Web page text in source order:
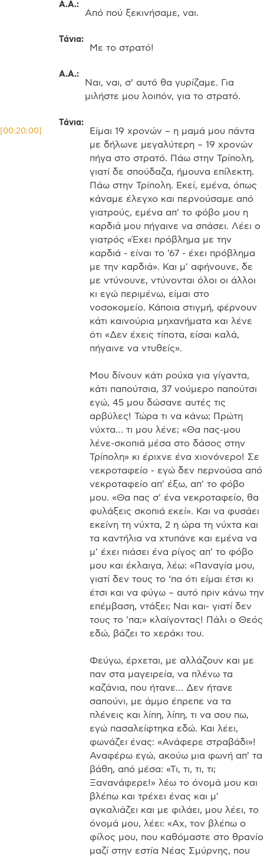
Α.Α.:
Από πού ξεκινήσαμε, ναι.
Τάνια:
Με το στρατό!
Α.Α.:
Ναι, ναι, σ’ αυτό θα γυρίζαμε. Για
μιλήστε μου λοιπόν, για το στρατό.
Τάνια:
00:20:00
Είμαι 19 χρονών – η μαμά μου πάντα
με δήλωνε μεγαλύτερη – 19 χρονών
πήγα στο στρατό. Πάω στην Τρίπολη,
γιατί δε σπούδαζα, ήμουνα επίλεκτη.
Πάω στην Τρίπολη. Εκεί, εμένα, όπως
κάναμε έλεγχο και περνούσαμε από
γιατρούς, εμένα απ' το φόβο μου η
καρδιά μου πήγαινε να σπάσει. Λέει ο
γιατρός «Έχει πρόβλημα με την
καρδιά - είναι το '67 - έχει πρόβλημα
με την καρδιά». Και μ' αφήνουνε, δε
με ντύνουνε, ντύνονται όλοι οι άλλοι
κι εγώ περιμένω, είμαι στο
νοσοκομείο. Κάποια στιγμή, φέρνουν
κάτι καινούρια μηχανήματα και λένε
ότι «Δεν έχεις τίποτα, είσαι καλά,
πήγαινε να ντυθείς».
Μου δίνουν κάτι ρούχα για γίγαντα,
κάτι παπούτσια, 37 νούμερο παπούτσι
εγώ, 45 μου δώσανε αυτές τις
αρβύλες! Τώρα τι να κάνω; Πρώτη
νύχτα… τι μου λένε; «Θα πας-μου
λένε-σκοπιά μέσα στο δάσος στην
Τρίπολη» κι έριχνε ένα χιονόνερο! Σε
νεκροταφείο - εγώ δεν περνούσα από
νεκροταφείο απ' έξω, απ' το φόβο
μου. «Θα πας σ' ένα νεκροταφείο, θα
φυλάξεις σκοπιά εκεί». Και να φυσάει
εκείνη τη νύχτα, 2 η ώρα τη νύχτα και
τα καντήλια να χτυπάνε και εμένα να
μ' έχει πιάσει ένα ρίγος απ' το φόβο
μου και έκλαιγα, λέω: «Παναγία μου,
γιατί δεν τους το ‘πα ότι είμαι έτσι κι
έτσι και να φύγω – αυτό πριν κάνω την
επέμβαση, ντάξει; Ναι και- γιατί δεν
τους το 'πα;» κλαίγοντας! Πάλι ο Θεός
εδώ, βάζει το χεράκι του.
Φεύγω, έρχεται, με αλλάζουν και με
παν στα μαγειρεία, να πλένω τα
καζάνια, που ήτανε… Δεν ήτανε
σαπούνι, με άμμο έπρεπε να τα
πλένεις και λίπη, λίπη, τι να σου πω,
εγώ πασαλείφτηκα εδώ. Και λέει,
φωνάζει ένας: «Ανάφερε στραβάδι»!
Αναφέρω εγώ, ακούω μια φωνή απ' τα
βάθη, από μέσα: «Τι, τι, τι, τι;
Ξανανάφερε!» λέω το όνομά μου και
βλέπω και τρέχει ένας και μ'
αγκαλιάζει και με φιλάει, μου λέει, το
όνομά μου, λέει: «Αχ, τον βλέπω ο
φίλος μου, που καθόμαστε στο θρανίο
μαζί στην εστία Νέας Σμύρνης, που